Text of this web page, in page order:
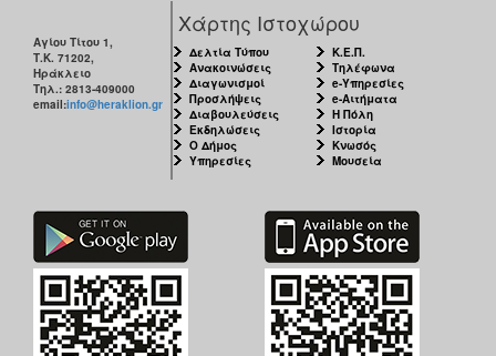
Αγίου Τίτου 1,
Τ.Κ. 71202,
Ηράκλειο
Τηλ.: 2813-409000
email:info@heraklion.gr
Χάρτης Ιστοχώρου
Δελτία Τύπου
Ανακοινώσεις
Διαγωνισμοί
Προσλήψεις
Διαβουλεύσεις
Εκδηλώσεις
Ο Δήμος
Υπηρεσίες
Κ.Ε.Π.
Τηλέφωνα
e-Υπηρεσίες
e-Αιτήματα
Η Πόλη
Ιστορία
Κνωσός
Μουσεία